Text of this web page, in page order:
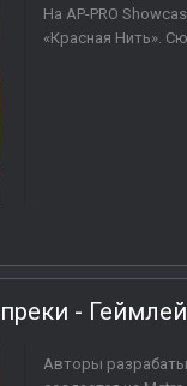
На AP-PRO
«Красная Нить».
-
Авторы